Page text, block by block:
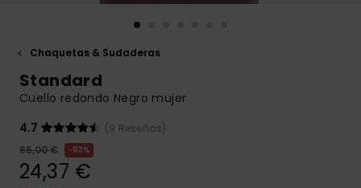
la respuesta
más rápida a
Encuentra
respuestas a
las preguntas
Chaquetas & Sudaderas
Standard
Cuello redondo Negro mujer
4.7
(9 Reseñas)
65,00 €
63%
24,37 €